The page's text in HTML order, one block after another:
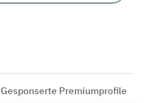
Gesponserte Premiumprofile